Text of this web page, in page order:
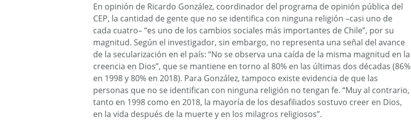
En opinión de Ricardo González, coordinador del programa de opinión pública del
CEP, la cantidad de gente que no se identifica con ninguna religión –casi uno de
cada cuatro– “es uno de los cambios sociales más importantes de Chile”, por su
magnitud. Según el investigador, sin embargo, no representa una señal del avance
de la secularización en el país: “No se observa una caída de la misma magnitud en la
creencia en Dios”, que se mantiene en torno al 80% en las últimas dos décadas (86%
en 1998 y 80% en 2018). Para González, tampoco existe evidencia de que las
personas que no se identifican con ninguna religión no tengan fe. “Muy al contrario,
tanto en 1998 como en 2018, la mayoría de los desafiliados sostuvo creer en Dios,
en la vida después de la muerte y en los milagros religiosos”.